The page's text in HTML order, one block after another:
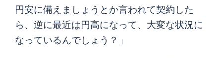
円安に備えましょうとか言われて契約した
ら、逆に最近は円高になって、大変な状況に
なっているんでしょう？」